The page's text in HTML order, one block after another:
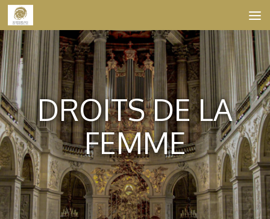
Skip to content
DROITS DE LA
FEMME